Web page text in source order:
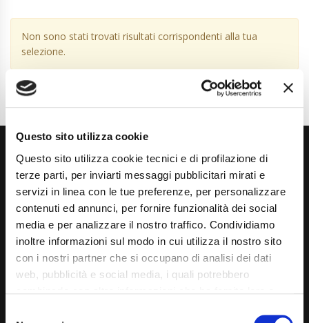
Questo sito utilizza cookie
Questo sito utilizza cookie tecnici e di profilazione di
terze parti, per inviarti messaggi pubblicitari mirati e
servizi in linea con le tue preferenze, per personalizzare
contenuti ed annunci, per fornire funzionalità dei social
media e per analizzare il nostro traffico. Condividiamo
inoltre informazioni sul modo in cui utilizza il nostro sito
con i nostri partner che si occupano di analisi dei dati
web, pubblicità e social media, i quali potrebbero
Non sono stati trovati risultati corrispondenti alla tua
selezione.
Via Giuditta Pasta 2, Como (CO) 22100
(+39) 031 431 3066
info@carspecialist.eu